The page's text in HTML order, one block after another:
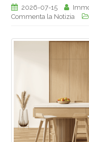
2026-07-15
Commenta la Notizia